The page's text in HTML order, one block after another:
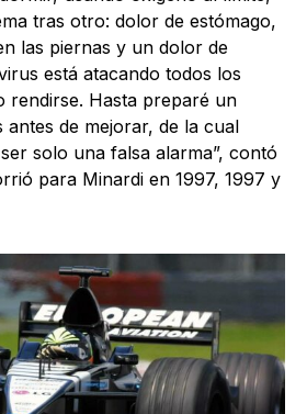
tras otro: dolor de estómago,
las piernas y un dolor de
está atacando todos los
rendirse. Hasta preparé un
antes de mejorar, de la cual
solo una falsa alarma”, contó
para Minardi en 1997, 1997 y